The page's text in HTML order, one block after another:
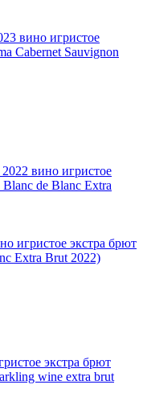
вино игристое
Cabernet Sauvignon
игристое экстра брют
Extra Brut 2022)